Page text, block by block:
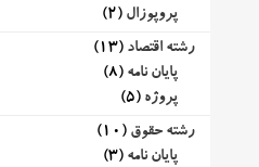
پروپوزال (2)
رشته اقتصاد (13)
پایان نامه (8)
پروژه (5)
رشته حقوق (10)
پایان نامه (3)